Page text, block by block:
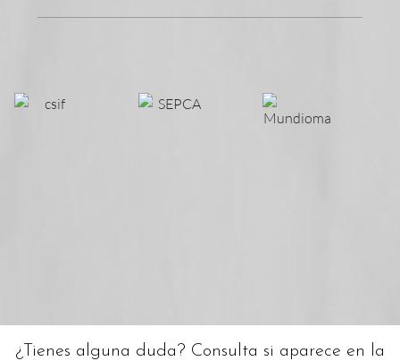
¿Tienes alguna duda? Consulta si aparece en la